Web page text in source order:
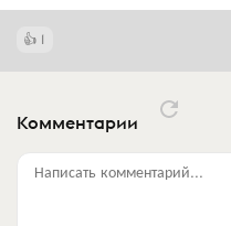
1
Комментарии
Написать комментарий...